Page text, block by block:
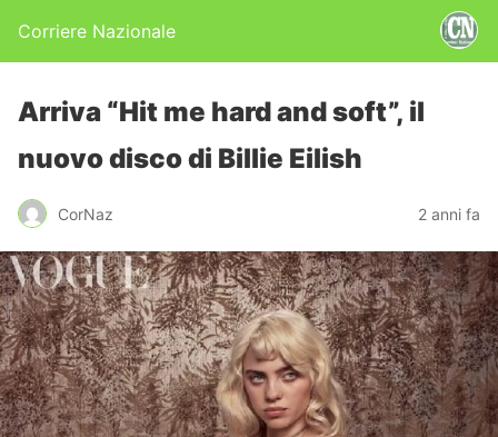
Corriere Nazionale
Arriva “Hit me hard and soft”, il
nuovo disco di Billie Eilish
CorNaz 2 anni fa